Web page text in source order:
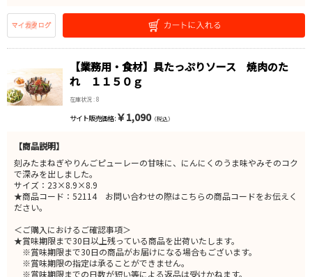
【業務用・食材】具たっぷりソース 焼肉のた
れ １１５０ｇ
在庫状況 : 8
サイト販売価格 : ￥1,090（税込）
【商品説明】
刻みたまねぎやりんごピューレーの甘味に、にんにくのうま味やみそのコク
で深みを出しました。
サイズ：23×8.9×8.9
★商品コード：52114 お問い合わせの際はこちらの商品コードをお伝えく
ださい。
＜ご購入におけるご確認事項＞
★賞味期限まで30日以上残っている商品を出荷いたします。
※賞味期限まで30日の商品がお届けになる場合もございます。
※賞味期限の指定は承ることができません。
※賞味期限までの日数が短い等による返品は受けかねます。